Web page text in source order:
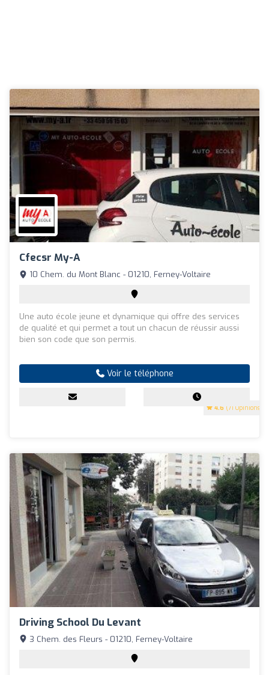
Cfecsr My-A
4.6 (71 Opinions)
10 Chem. du Mont Blanc - 01210, Ferney-Voltaire
Une auto école jeune et dynamique qui offre des services
de qualité et qui permet a tout un chacun de réussir aussi
bien son code que son permis.
Voir le téléphone
Driving School Du Levant
3 Chem. des Fleurs - 01210, Ferney-Voltaire